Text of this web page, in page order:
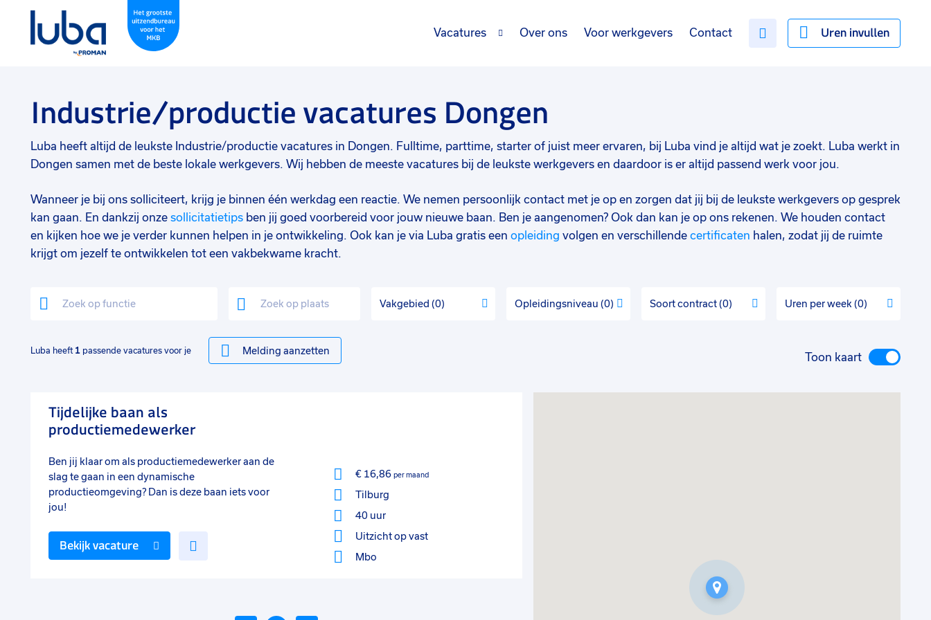
Uren invullen
Vacatures Over ons Voor werkgevers Contact
Industrie/productie vacatures Dongen
Luba heeft altijd de leukste Industrie/productie vacatures in Dongen. Fulltime, parttime, starter of juist meer ervaren, bij Luba vind je altijd wat je zoekt. Luba werkt in
Dongen samen met de beste lokale werkgevers. Wij hebben de meeste vacatures bij de leukste werkgevers en daardoor is er altijd passend werk voor jou.
Wanneer je bij ons solliciteert, krijg je binnen één werkdag een reactie. We nemen persoonlijk contact met je op en zorgen dat jij bij de leukste werkgevers op gesprek
kan gaan. En dankzij onze sollicitatietips ben jij goed voorbereid voor jouw nieuwe baan. Ben je aangenomen? Ook dan kan je op ons rekenen. We houden contact
en kijken hoe we je verder kunnen helpen in je ontwikkeling. Ook kan je via Luba gratis een opleiding volgen en verschillende certificaten halen, zodat jij de ruimte
krijgt om jezelf te ontwikkelen tot een vakbekwame kracht.
Vakgebied 0 Opleidingsniveau 0 Soort contract 0 Uren per week 0
Luba heeft 1 passende vacatures voor je Melding aanzetten Toon kaart
Tijdelijke baan als
productiemedewerker
Ben jij klaar om als productiemedewerker aan de
slag te gaan in een dynamische
productieomgeving? Dan is deze baan iets voor
jou!
€ 16,86 per maand
Tilburg
40 uur
Uitzicht op vast
Mbo
Bekijk vacature